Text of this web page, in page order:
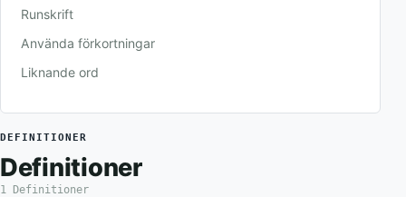
Runskrift
Använda förkortningar
Liknande ord
DEFINITIONER
Definitioner
1 Definitioner